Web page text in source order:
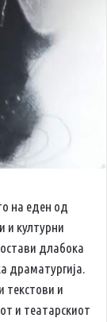
на еден од
и културни
длабока
драматургија.
текстови и
и театарскиот